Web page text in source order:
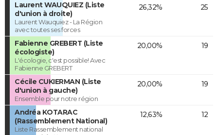
Laurent WAUQUIEZ (Liste
d'union à droite)
Laurent Wauquiez - La Région
avec toutes ses forces
26,32% 25
Fabienne GREBERT (Liste
écologiste)
L'écologie, c'est possible! Avec
Fabienne GREBERT
20,00% 19
Cécile CUKIERMAN (Liste
d'union à gauche)
Ensemble pour notre région
20,00% 19
Andréa KOTARAC
(Rassemblement National)
Liste Rassemblement national
12,63% 12